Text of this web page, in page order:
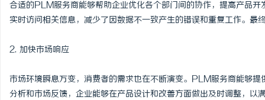
合适的PLM服务商能够帮助企业优化各个部门间的协作，提高产品
实时访问相关信息，减少了因数据不一致产生的错误和重复工作。最
2. 加快市场响应
市场环境瞬息万变，消费者的需求也在不断演变。PLM服务商能够
分析和市场反馈，企业能够在产品设计和改善方面做出及时调整，以